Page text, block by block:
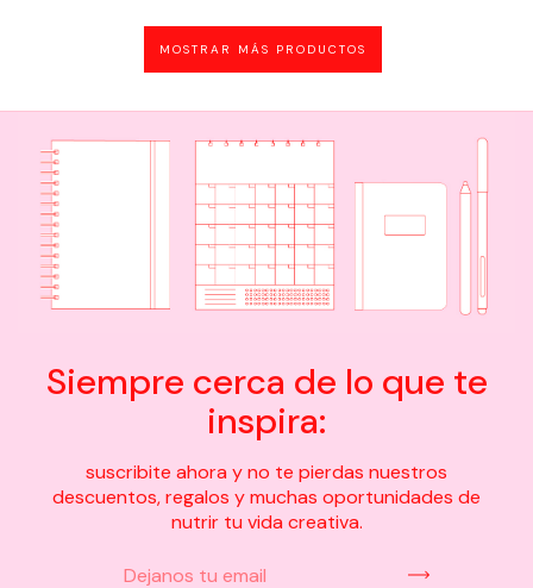
MOSTRAR MÁS PRODUCTOS
Siempre cerca de lo que te
inspira:
suscribite ahora y no te pierdas nuestros
descuentos, regalos y muchas oportunidades de
nutrir tu vida creativa.